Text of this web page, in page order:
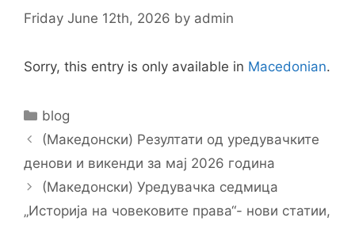
Friday June 12th, 2026 by admin
Sorry, this entry is only available in Macedonian.
Categories
blog
Post(Македонски) Резултати од уредувачките
денови и викенди за мај 2026 година
(Македонски) Уредувачка седмица
„Историја на човековите права“- нови статии,